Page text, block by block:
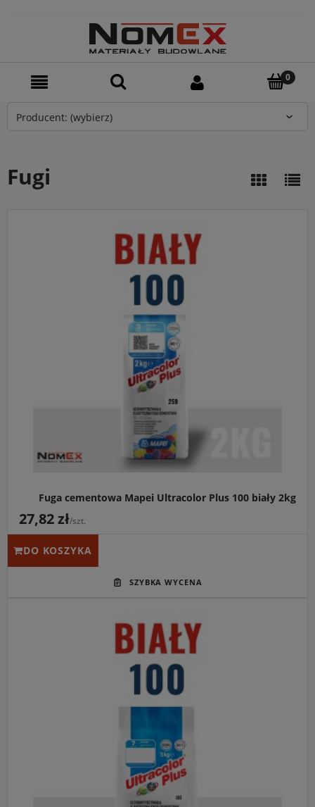
Producent: (wybierz)
Fugi
Fuga cementowa Mapei Ultracolor Plus 100 biały 2kg
27,82 zł/szt.
DO KOSZYKA